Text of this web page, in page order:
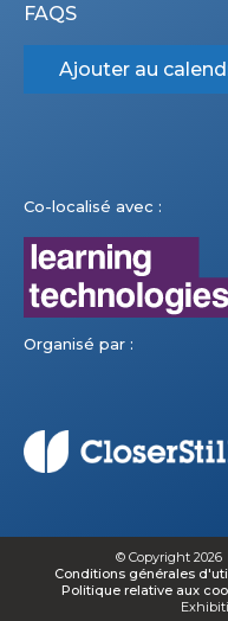
FAQS
Ajouter au
Co-localisé avec :
Organisé par :
© Copyright 2026
Conditions générales
Politique relative aux